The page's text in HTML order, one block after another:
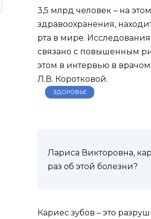
3,5 млрд человек – на
здравоохранения,
рта в мире.
связано с повышенным
этом в интервью в
Л.В. Коротковой.
ЗДОРОВЬЕ
Лариса Викторовна,
раз об этой болезни?
Кариес зубов – это